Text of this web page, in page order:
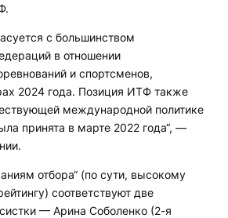
с большинством
в отношении
и спортсменов,
2024 года. Позиция ИТФ также
международной политике
принята в марте 2022 года“, —
отбора“ (по сути, высокому
соответствуют две
— Арина Соболенко (2-я